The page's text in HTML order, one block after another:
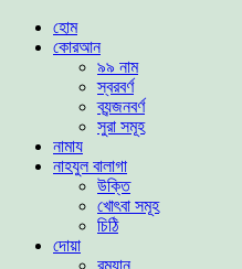
হোম
কোরআন
৯৯ নাম
স্বরবর্ণ
ব্যন্জনবর্ণ
সুরা সমূহ
নামায
নাহযুল বালাগা
উক্তি
খোৎবা সমূহ
চিঠি
দোয়া
রমযান